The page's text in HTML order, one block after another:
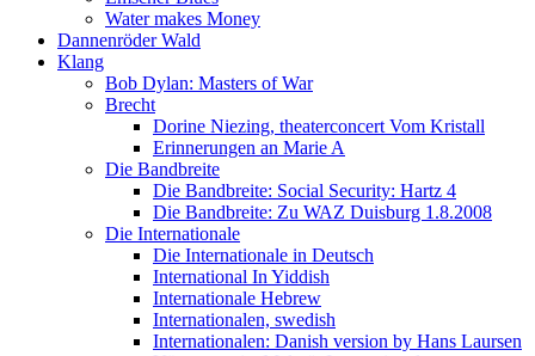
Water makes Money
Dannenröder Wald
Klang
Bob Dylan: Masters of War
Brecht
Dorine Niezing, theaterconcert Vom Kristall
Erinnerungen an Marie A
Die Bandbreite
Die Bandbreite: Social Security: Hartz 4
Die Bandbreite: Zu WAZ Duisburg 1.8.2008
Die Internationale
Die Internationale in Deutsch
International In Yiddish
Internationale Hebrew
Internationalen, swedish
Internationalen: Danish version by Hans Laursen